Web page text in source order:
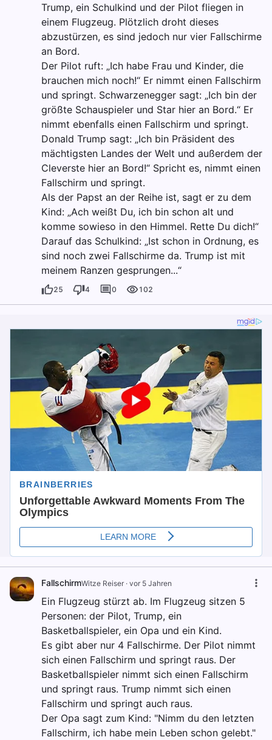
Trump, ein Schulkind und der Pilot fliegen in
einem Flugzeug. Plötzlich droht dieses
abzustürzen, es sind jedoch nur vier Fallschirme
an Bord.
Der Pilot ruft: „Ich habe Frau und Kinder, die
brauchen mich noch!“ Er nimmt einen Fallschirm
und springt. Schwarzenegger sagt: „Ich bin der
größte Schauspieler und Star hier an Bord.“ Er
nimmt ebenfalls einen Fallschirm und springt.
Donald Trump sagt: „Ich bin Präsident des
mächtigsten Landes der Welt und außerdem der
Cleverste hier an Bord!“ Spricht es, nimmt einen
Fallschirm und springt.
Als der Papst an der Reihe ist, sagt er zu dem
Kind: „Ach weißt Du, ich bin schon alt und
komme sowieso in den Himmel. Rette Du dich!“
Darauf das Schulkind: „Ist schon in Ordnung, es
sind noch zwei Fallschirme da. Trump ist mit
meinem Ranzen gesprungen...“
25 4 0 102
FallschirmWitze Reiser · vor 5 Jahren
Ein Flugzeug stürzt ab. Im Flugzeug sitzen 5
Personen: der Pilot, Trump, ein
Basketballspieler, ein Opa und ein Kind.
Es gibt aber nur 4 Fallschirme. Der Pilot nimmt
sich einen Fallschirm und springt raus. Der
Basketballspieler nimmt sich einen Fallschirm
und springt raus. Trump nimmt sich einen
Fallschirm und springt auch raus.
Der Opa sagt zum Kind: "Nimm du den letzten
Fallschirm, ich habe mein Leben schon gelebt."